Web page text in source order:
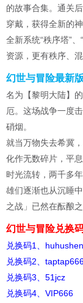
的故事合集。通关
穿戴，获得全新的
全新系统“秩序塔”
资源，更有秩序、
幻世与冒险最新
名为【黎明大陆】
厄。这场战争一度
硝烟。
就当万物失去希冀
化作无数碎片，平
时光流转，两千多
雄们逐渐也从沉睡
之战」已然在酝酿
幻世与冒险兑换
兑换码1、
兑换码2、
兑换码3、51jcz
兑换码4、VIP666